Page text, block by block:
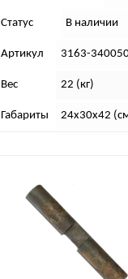
Статус В наличии
Артикул 3163-
Вес 22 (кг)
Габариты 24х30х42